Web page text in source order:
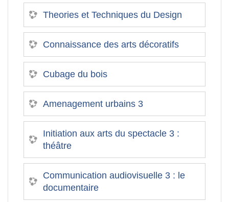
Theories et Techniques du Design
Connaissance des arts décoratifs
Cubage du bois
Amenagement urbains 3
Initiation aux arts du spectacle 3 :
théâtre
Communication audiovisuelle 3 : le
documentaire